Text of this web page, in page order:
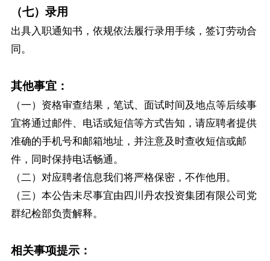
（七）录用
出具入职通知书，依规依法履行录用手续，签订劳动合
同。
其他事宜：
（一）资格审查结果，笔试、面试时间及地点等后续事
宜将通过邮件、电话或短信等方式告知，请应聘者提供
准确的手机号和邮箱地址，并注意及时查收短信或邮
件，同时保持电话畅通。
（二）对应聘者信息我们将严格保密，不作他用。
（三）本公告未尽事宜由四川丹农投资集团有限公司党
群纪检部负责解释。
相关事项提示：